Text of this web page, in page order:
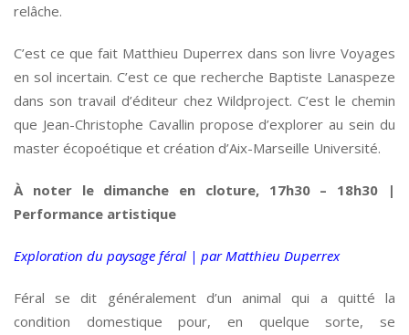
relâche.
C’est ce que fait Matthieu Duperrex dans son livre Voyages
en sol incertain. C’est ce que recherche Baptiste Lanaspeze
dans son travail d’éditeur chez Wildproject. C’est le chemin
que Jean-Christophe Cavallin propose d’explorer au sein du
master écopoétique et création d’Aix-Marseille Université.
À noter le dimanche en cloture, 17h30 – 18h30 |
Performance artistique
Exploration du paysage féral | par Matthieu Duperrex
Féral se dit généralement d’un animal qui a quitté la
condition domestique pour, en quelque sorte, se